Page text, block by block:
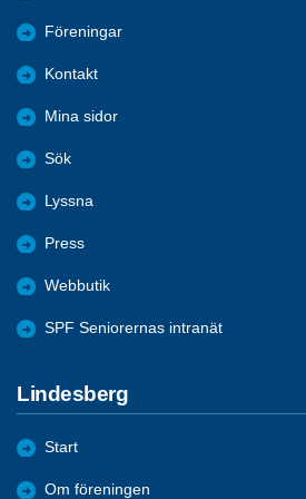
Föreningar
Kontakt
Mina sidor
Sök
Lyssna
Press
Webbutik
SPF Seniorernas intranät
Lindesberg
Start
Om föreningen